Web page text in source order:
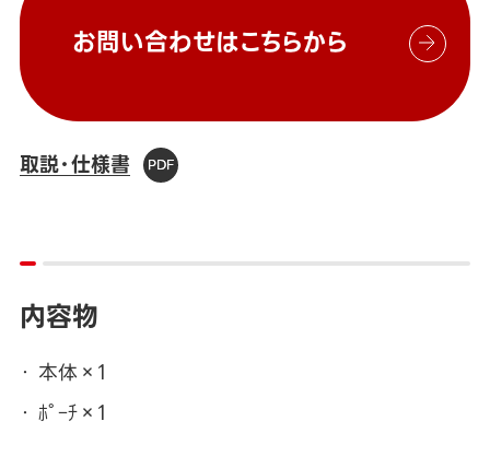
お問い合わせはこちらから
取説・仕様書
内容物
本体×1
ﾎﾟｰﾁ×1